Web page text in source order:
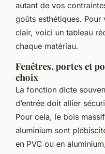
autant de vos
goûts esthétiques.
clair, voici un tableau
chaque matériau.
Fenêtres, portes et
choix
La fonction dicte
d’entrée doit allier
Pour cela, le bois
aluminium sont
en PVC ou en